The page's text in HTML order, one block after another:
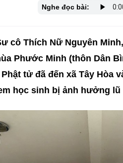
Nghe đọc bài:
cô Thích Nữ Nguyên
Phước Minh (thôn Dân
tử đã đến xã Tây Hòa
học sinh bị ảnh hưởng lũ